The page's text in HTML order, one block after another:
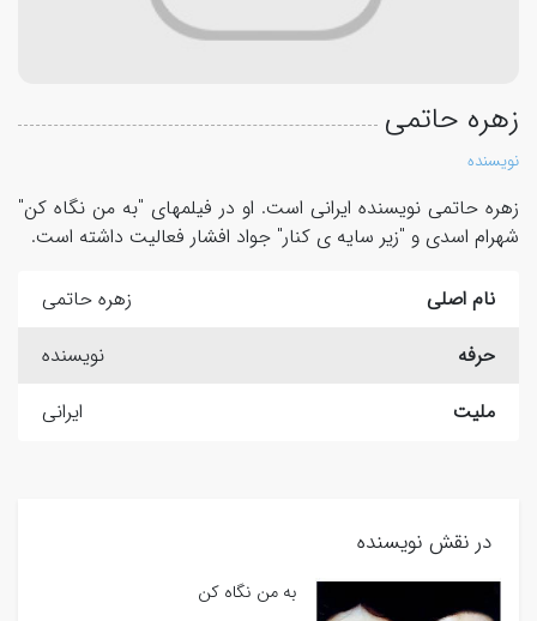
زهره حاتمی
نویسنده
زهره حاتمی نویسنده ایرانی است. او در فیلمهای "به من نگاه کن"
شهرام اسدی و "زیر سایه ی کنار" جواد افشار فعالیت داشته است.
نام اصلی
زهره حاتمی
حرفه
نویسنده
ملیت
ایرانی
در نقش نویسنده
به من نگاه کن